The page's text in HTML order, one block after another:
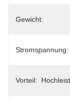
Gewicht:
Stromspannung:
Vorteil: